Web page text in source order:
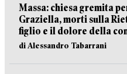
Massa: chiesa gremita
Graziella, morti sulla
figlio e il dolore della
di Alessandro Tabarrani